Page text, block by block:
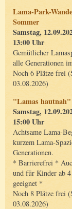
Lama-Park-
Sommer
Samstag,
13:00 Uhr
Gemütlicher
alle Generationen
Noch 6 Plätze frei
03.08.2026)
"Lamas hautnah"
Samstag,
15:00 Uhr
Achtsame Lama-
kurzem Lama-
Generationen.
* Barrierefrei *
und für Kinder ab 4
geeignet *
Noch 8 Plätze frei
03.08.2026)